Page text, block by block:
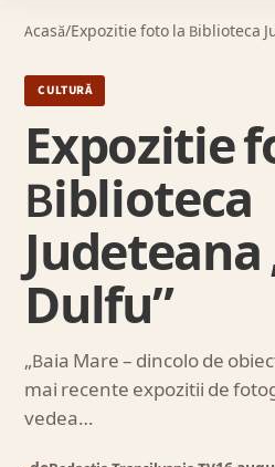
Acasă/Expozitie foto la Biblioteca
CULTURĂ
Expozitie
Biblioteca
Judeteana
Dulfu”
„Baia Mare – dincolo de
mai recente expozitii de
vedea…